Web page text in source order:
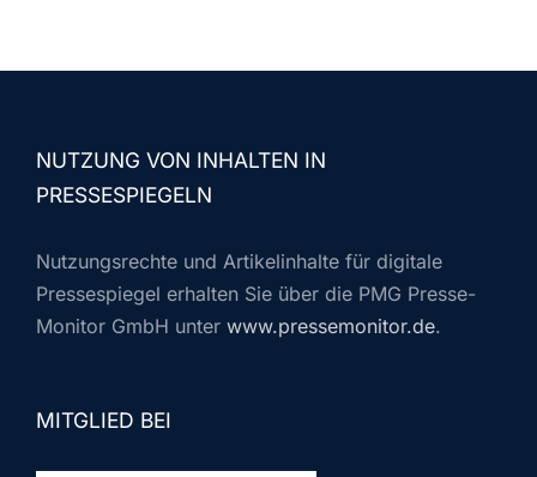
NUTZUNG VON INHALTEN IN
PRESSESPIEGELN
Nutzungsrechte und Artikelinhalte für digitale
Pressespiegel erhalten Sie über die PMG Presse-
Monitor GmbH unter www.pressemonitor.de.
MITGLIED BEI